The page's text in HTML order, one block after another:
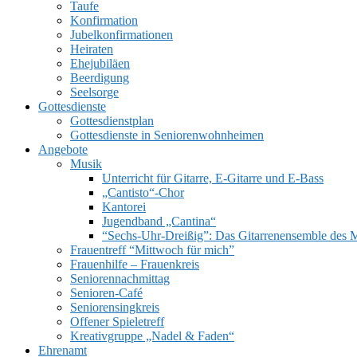
UMSCHALTEN
Taufe
Konfirmation
Jubelkonfirmationen
Heiraten
Ehejubiläen
Beerdigung
Seelsorge
Gottesdienste
Gottesdienstplan
Gottesdienste in Seniorenwohnheimen
Angebote
Musik
Unterricht für Gitarre, E‑Gitarre und E‑Bass
„Cantisto“-Chor
Kantorei
Jugendband „Cantina“
“Sechs-Uhr-Dreißig”: Das Gitarrenensemble des
Frauentreff “Mittwoch für mich”
Frauenhilfe – Frauenkreis
Seniorennachmittag
Senioren-Café
Seniorensingkreis
Offener Spieletreff
Kreativgruppe „Nadel & Faden“
Ehrenamt